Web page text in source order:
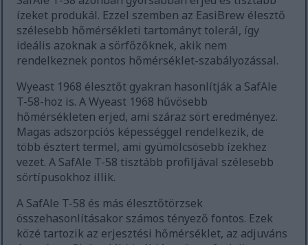
ízeket produkál. Ezzel szemben az EasiBrew élesztő
szélesebb hőmérsékleti tartományt tolerál, így
ideális azoknak a sörfőzőknek, akik nem
rendelkeznek pontos hőmérséklet-szabályozással.
Wyeast 1968 élesztőt gyakran hasonlítják a SafAle
T-58-hoz is. A Wyeast 1968 hűvösebb
hőmérsékleten erjed, ami száraz sört eredményez.
Magas adszorpciós képességgel rendelkezik, de
több észtert termel, ami gyümölcsösebb ízekhez
vezet. A SafAle T-58 tisztább profiljával szélesebb
sörtípusokhoz illik.
A SafAle T-58 és más élesztőtörzsek
összehasonlításakor számos tényező fontos. Ezek
közé tartozik az erjesztési hőmérséklet, az adjuváns